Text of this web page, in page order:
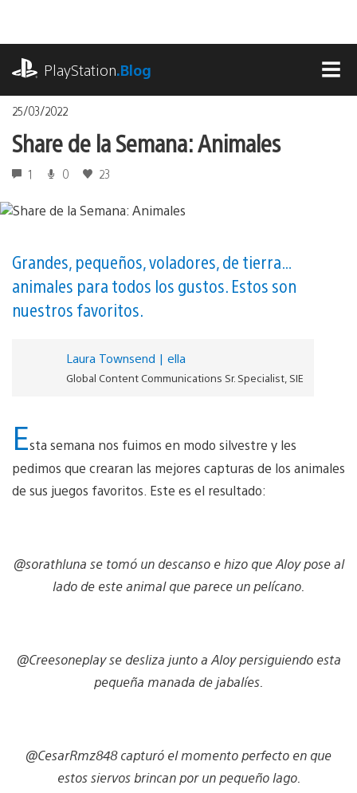
contenido
PlayStation.Blog
25/03/2022
Share de la Semana: Animales
1 0 23
Grandes, pequeños, voladores, de tierra…
animales para todos los gustos. Estos son
nuestros favoritos.
Laura Townsend | ella
Global Content Communications Sr. Specialist, SIE
Esta semana nos fuimos en modo silvestre y les
pedimos que crearan las mejores capturas de los animales
de sus juegos favoritos. Este es el resultado:
@sorathluna se tomó un descanso e hizo que Aloy pose al
lado de este animal que parece un pelícano.
@Creesoneplay se desliza junto a Aloy persiguiendo esta
pequeña manada de jabalíes.
@CesarRmz848 capturó el momento perfecto en que
estos siervos brincan por un pequeño lago.